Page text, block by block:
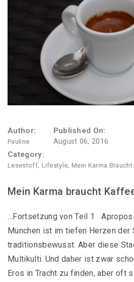
Author:
Pauline
Published On:
August 06, 2016
Category:
Lesestoff, Lifestyle, Mein Karma
Mein Karma braucht
…Fortsetzung von Teil 1 Apropos
München ist im tiefen Herzen der
traditionsbewusst. Aber diese
Multikulti. Und daher ist zwar
Eros in Tracht zu finden, aber oft